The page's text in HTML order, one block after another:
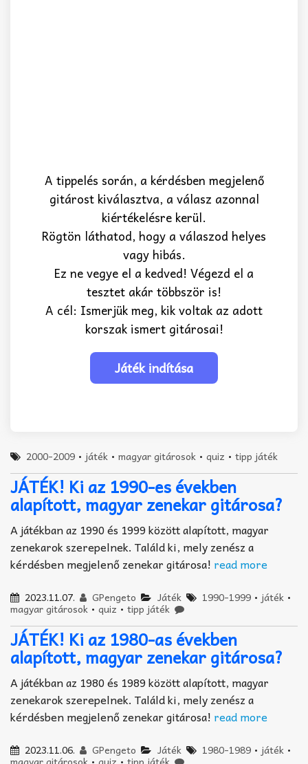
A tippelés során, a kérdésben megjelenő
gitárost kiválasztva, a válasz azonnal
kiértékelésre kerül.
Rögtön láthatod, hogy a válaszod helyes
vagy hibás.
Ez ne vegye el a kedved! Végezd el a
tesztet akár többször is!
A cél: Ismerjük meg, kik voltak az adott
korszak ismert gitárosai!
2000-2009 • játék •magyar gitárosok •quiz •tipp játék
JÁTÉK! Ki az 1990-es években
alapított, magyar zenekar gitárosa?
A játékban az 1990 és 1999 között alapított, magyar
zenekarok szerepelnek. Találd ki, mely zenész a
kérdésben megjelenő zenekar gitárosa! read more
2023.11.07. GPengeto Játék 1990-1999• játék•
magyar gitárosok • quiz • tipp játék
JÁTÉK! Ki az 1980-as években
alapított, magyar zenekar gitárosa?
A játékban az 1980 és 1989 között alapított, magyar
zenekarok szerepelnek. Találd ki, mely zenész a
kérdésben megjelenő zenekar gitárosa! read more
2023.11.06. GPengeto Játék 1980-1989• játék•